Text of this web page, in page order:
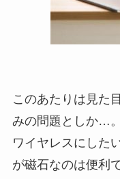
このあたりは見た
みの問題としか…
ワイヤレスにした
が磁石なのは便利